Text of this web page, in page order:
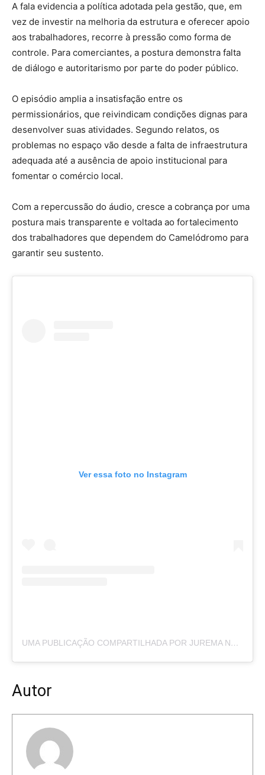
A fala evidencia a política adotada pela gestão, que, em
vez de investir na melhoria da estrutura e oferecer apoio
aos trabalhadores, recorre à pressão como forma de
controle. Para comerciantes, a postura demonstra falta
de diálogo e autoritarismo por parte do poder público.
O episódio amplia a insatisfação entre os
permissionários, que reivindicam condições dignas para
desenvolver suas atividades. Segundo relatos, os
problemas no espaço vão desde a falta de infraestrutura
adequada até a ausência de apoio institucional para
fomentar o comércio local.
Com a repercussão do áudio, cresce a cobrança por uma
postura mais transparente e voltada ao fortalecimento
dos trabalhadores que dependem do Camelódromo para
garantir seu sustento.
Ver essa foto no Instagram
UMA PUBLICAÇÃO COMPARTILHADA POR JUREMA NEWS (@PORTALJUREMANEWS)
Autor